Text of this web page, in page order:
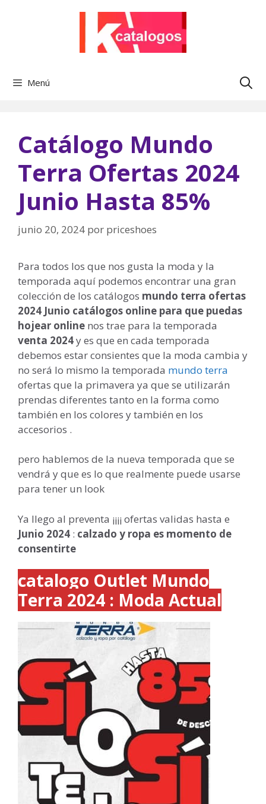
Menú
Catálogo Mundo
Terra Ofertas 2024
Junio Hasta 85%
junio 20, 2024 por priceshoes
Para todos los que nos gusta la moda y la
temporada aquí podemos encontrar una gran
colección de los catálogos mundo terra ofertas
2024 Junio catálogos online para que puedas
hojear online nos trae para la temporada
venta 2024y es que en cada temporada
debemos estar consientes que la moda cambia y
no será lo mismo la temporada mundo terra
ofertas que la primavera ya que se utilizarán
prendas diferentes tanto en la forma como
también en los colores y también en los
accesorios .
pero hablemos de la nueva temporada que se
vendrá y que es lo que realmente puede usarse
para tener un look
Ya llego al preventa ¡¡¡¡ ofertas validas hasta e
Junio 2024 : calzado y ropa es momento de
consentirte
catalogo Outlet Mundo
Terra 2024 : Moda Actual